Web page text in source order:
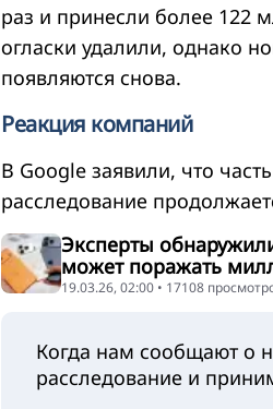
раз и принесли более 122
огласки удалили, однако
появляются снова.
Реакция компаний
В Google заявили, что
расследование
Эксперты
может поражать
19.03.26, 02:00 • 17108
Когда нам сообщают о
расследование и